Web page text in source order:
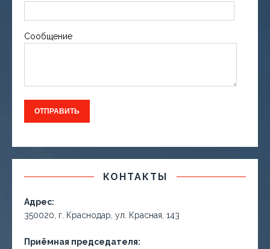
Сообщение
КОНТАКТЫ
Адрес:
350020, г. Краснодар, ул. Красная, 143
Приёмная председателя: